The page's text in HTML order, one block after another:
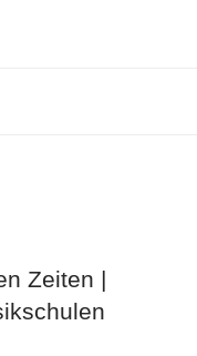
Zeiten |